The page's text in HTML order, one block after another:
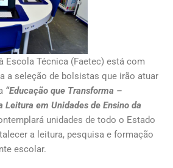
Escola Técnica (Faetec) está com
a seleção de bolsistas que irão atuar
“Educação que Transforma –
Leitura em Unidades de Ensino da
unidades de todo o Estado
a leitura, pesquisa e formação
escolar.